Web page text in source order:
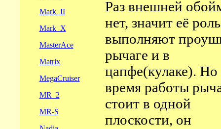
Mark_II
Mark_X
MasterAce
Matrix
MegaCruiser
MR_2
MR-S
Раз внешней
нет, значит её роль
выполняют
рычаге и в
цапфе(кулаке). Но
время работы
стоит в одной
плоскости, он